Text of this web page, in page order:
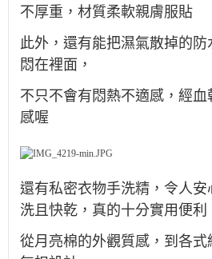
不厚重，材質柔軟親膚服貼
此外，還有能把濕氣散掉的
悶在裡面，
不只不會有悶熱不適感，經
感喔
還有私密衣物手洗精，令人
洗且快乾，真的十分實用便利
從月亮棉的外觀質感，到各式